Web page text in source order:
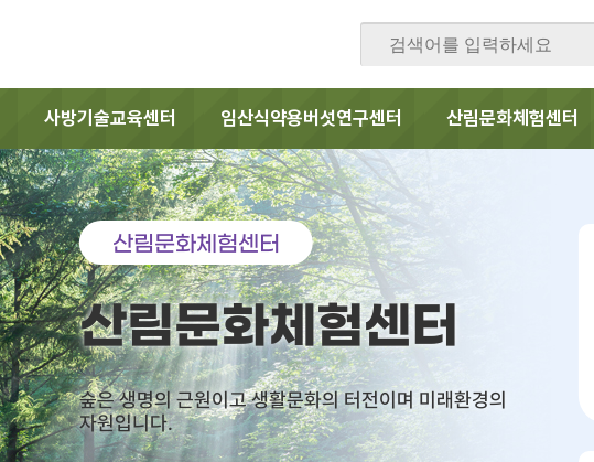
사방기술교육센터 임산식약용버섯연구센터 산림문화체험센터
산림문화체험센터
산림문화체험센터
숲은 생명의 근원이고 생활문화의 터전이며 미래환경의
자원입니다.